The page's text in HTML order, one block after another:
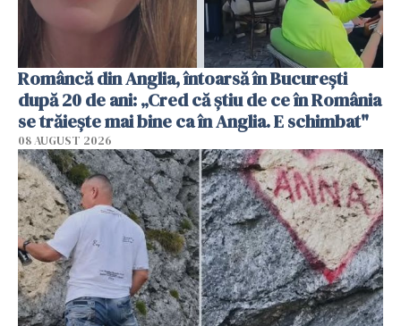
Româncă din Anglia, întoarsă în București
după 20 de ani: „Cred că știu de ce în România
se trăiește mai bine ca în Anglia. E schimbat"
08 AUGUST 2026